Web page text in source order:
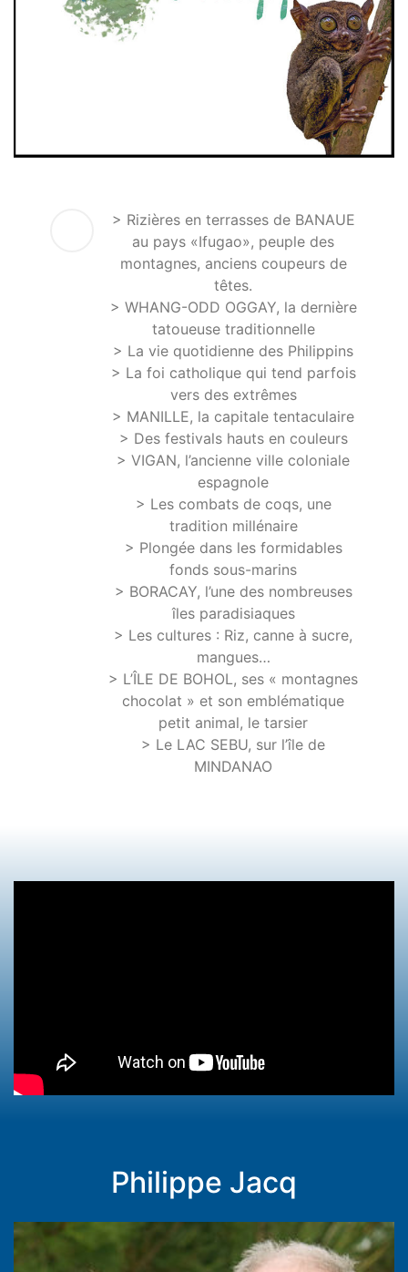
> Rizières en terrasses de BANAUE
au pays «Ifugao», peuple des
montagnes, anciens coupeurs de
têtes.
> WHANG-ODD OGGAY, la dernière
tatoueuse traditionnelle
> La vie quotidienne des Philippins
> La foi catholique qui tend parfois
vers des extrêmes
> MANILLE, la capitale tentaculaire
> Des festivals hauts en couleurs
> VIGAN, l’ancienne ville coloniale
espagnole
> Les combats de coqs, une
tradition millénaire
> Plongée dans les formidables
fonds sous-marins
> BORACAY, l’une des nombreuses
îles paradisiaques
> Les cultures : Riz, canne à sucre,
mangues…
> L’ÎLE DE BOHOL, ses « montagnes
chocolat » et son emblématique
petit animal, le tarsier
> Le LAC SEBU, sur l’île de
MINDANAO
Philippe Jacq